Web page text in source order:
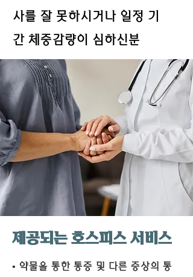
사를 잘 못하시거나 일정 기
간 체중감량이 심하신분
제공되는 호스피스 서비스
• 약물을 통한 통증 및 다른 증상의 통